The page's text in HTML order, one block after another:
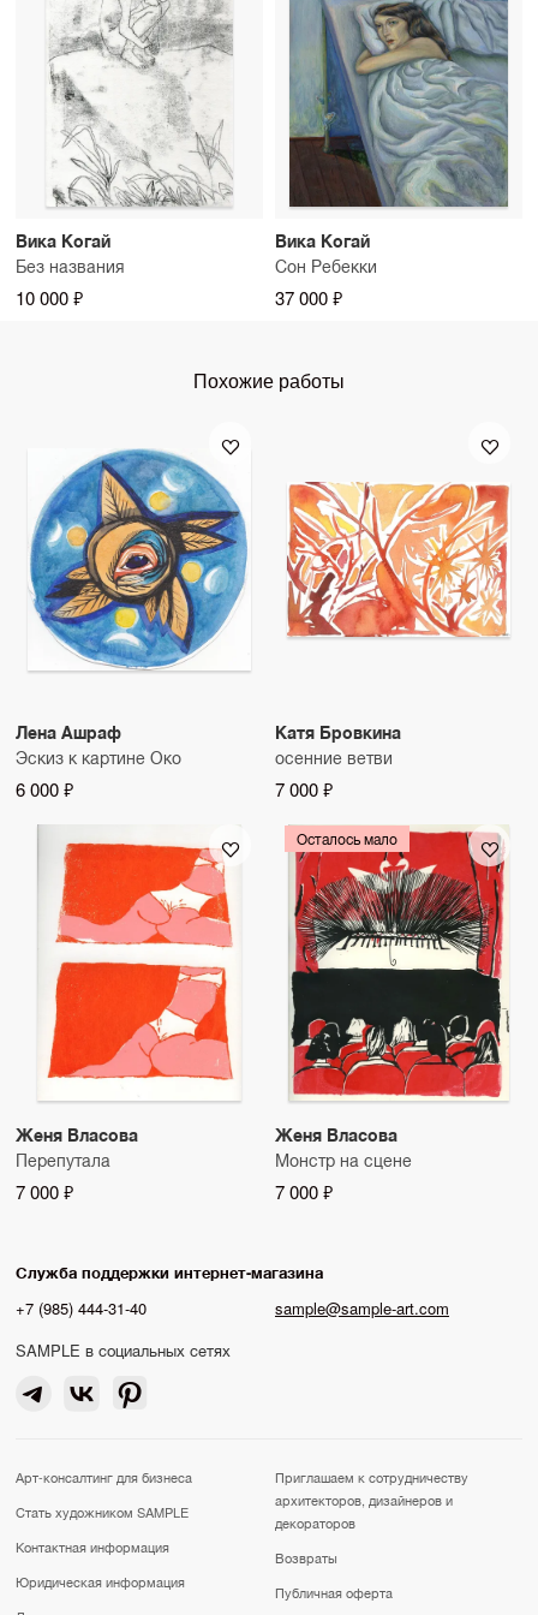
Вика Когай
Без названия
10 000 ₽
Вика Когай
Сон Ребекки
37 000 ₽
Похожие работы
Лена Ашраф
Эскиз к картине Око
6 000 ₽
Катя Бровкина
осенние ветви
7 000 ₽
Женя Власова
Перепутала
7 000 ₽
Осталось мало
Женя Власова
Монстр на сцене
7 000 ₽
Служба поддержки интернет-магазина
+7 (985) 444-31-40
sample@sample-art.com
SAMPLE в социальных сетях
Арт-консалтинг для бизнеса
Стать художником SAMPLE
Контактная информация
Юридическая информация
Приглашаем к сотрудничеству
архитекторов, дизайнеров и
декораторов
Возвраты
Публичная оферта